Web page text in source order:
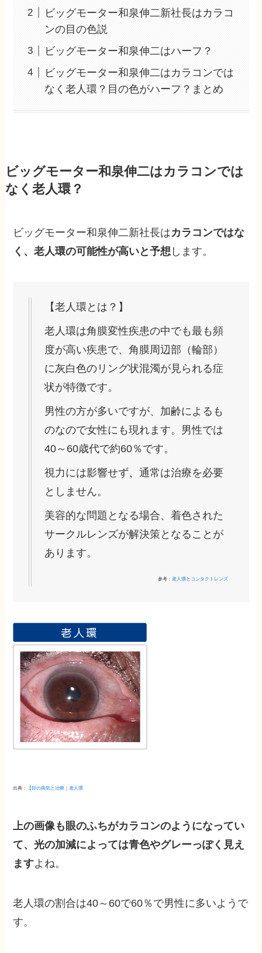
ビッグモーター和泉伸二新社長はカラコ
ンの目の色説
ビッグモーター和泉伸二はハーフ？
ビッグモーター和泉伸二はカラコンでは
なく老人環？目の色がハーフ？まとめ
ビッグモーター和泉伸二はカラコンでは
なく老人環？
ビッグモーター和泉伸二新社長はカラコンではな
く、老人環の可能性が高いと予想 します。
【老人環とは？】
老人環は角膜変性疾患の中でも最も頻
度が高い疾患で、角膜周辺部（輪部）
に灰白色のリング状混濁が見られる症
状が特徴です。
男性の方が多いですが、加齢によるも
のなので女性にも現れます。男性では
40～60歳代で約60％です。
視力には影響せず、通常は治療を必要
としません。
美容的な問題となる場合、着色された
サークルレンズが解決策となることが
あります。
参考： 老人環とコンタクトレンズ
出典： 【目の病気と治療｜老人環
上の画像も眼のふちがカラコンのようになってい
て、光の加減によっては青色やグレーっぽく見え
ますよね。
老人環の割合は40～60で60％で男性に多いようで
す。